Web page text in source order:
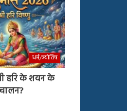
धर्म/ज्योतिष
हरि के शयन के